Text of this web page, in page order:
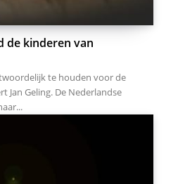
de kinderen van
te houden voor de
Jan Geling. De Nederlandse